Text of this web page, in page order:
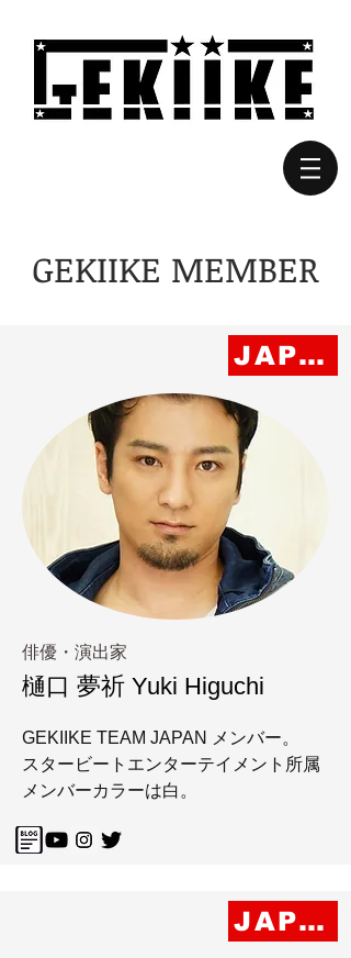
​GEKIIKE MEMBER
JAPAN
俳優・演出家
​樋口 夢祈 Yuki Higuchi
GEKIIKE TEAM JAPAN メンバー。
スタービートエンターテイメント所属
​メンバーカラーは白。
JAPAN